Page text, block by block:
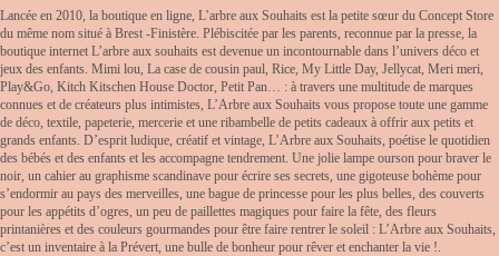
Lancée en 2010, la boutique en ligne, L’arbre aux Souhaits est la petite sœur du Concept Store
du même nom situé à Brest -Finistère. Plébiscitée par les parents, reconnue par la presse, la
boutique internet L’arbre aux souhaits est devenue un incontournable dans l’univers déco et
jeux des enfants. Mimi lou, La case de cousin paul, Rice, My Little Day, Jellycat, Meri meri,
Play&Go, Kitch Kitschen House Doctor, Petit Pan… : à travers une multitude de marques
connues et de créateurs plus intimistes, L’Arbre aux Souhaits vous propose toute une gamme
de déco, textile, papeterie, mercerie et une ribambelle de petits cadeaux à offrir aux petits et
grands enfants. D’esprit ludique, créatif et vintage, L’Arbre aux Souhaits, poétise le quotidien
des bébés et des enfants et les accompagne tendrement. Une jolie lampe ourson pour braver le
noir, un cahier au graphisme scandinave pour écrire ses secrets, une gigoteuse bohème pour
s’endormir au pays des merveilles, une bague de princesse pour les plus belles, des couverts
pour les appétits d’ogres, un peu de paillettes magiques pour faire la fête, des fleurs
printanières et des couleurs gourmandes pour être faire rentrer le soleil : L’Arbre aux Souhaits,
c’est un inventaire à la Prévert, une bulle de bonheur pour rêver et enchanter la vie !.